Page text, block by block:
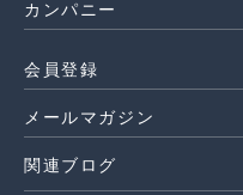
カンパニー
会員登録
メールマガジン
関連ブログ